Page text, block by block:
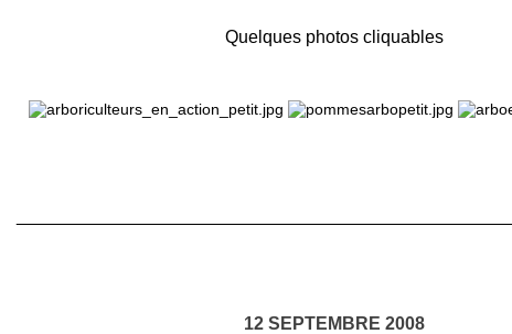
Quelques photos cliquables
12 SEPTEMBRE 2008